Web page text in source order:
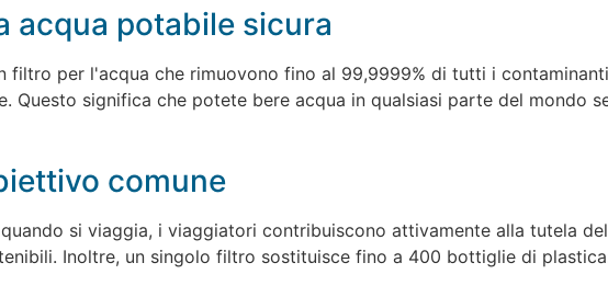
acqua potabile sicura
per l'acqua che rimuovono fino al 99,9999% di tutti i
Questo significa che potete bere acqua in qualsiasi parte del mondo
comune
si viaggia, i viaggiatori contribuiscono attivamente alla tutela
Inoltre, un singolo filtro sostituisce fino a 400 bottiglie di